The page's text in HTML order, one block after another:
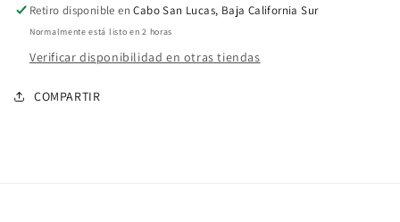
Pulg.
PVC
Pulg.
PVC
Retiro disponible enCabo San Lucas, Baja California Sur
Normalmente está listo en 2 horas
Verificar disponibilidad en otras tiendas
COMPARTIR